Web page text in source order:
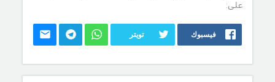
على:
فيسبوك تويتر